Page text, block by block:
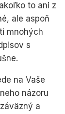
to ani z
ale aspoň
mnohých
s
na Vaše
názoru
a